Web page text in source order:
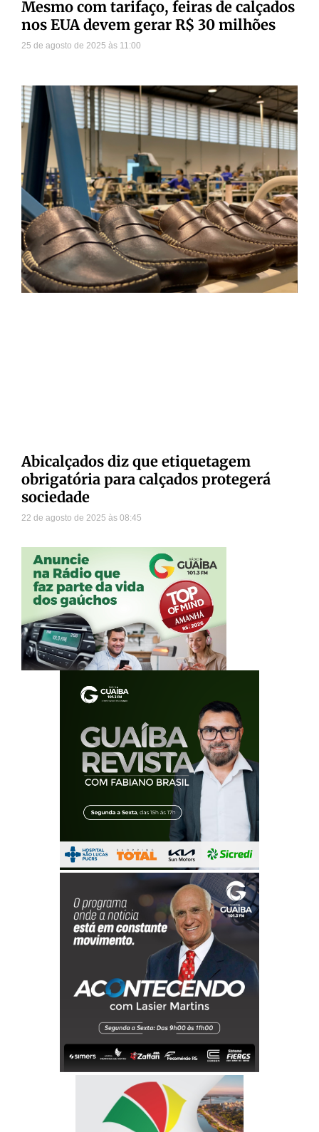
Mesmo com tarifaço, feiras de calçados
nos EUA devem gerar R$ 30 milhões
25 de agosto de 2025 11:00
Abicalçados diz que etiquetagem
obrigatória para calçados protegerá
sociedade
22 de agosto de 2025 08:45